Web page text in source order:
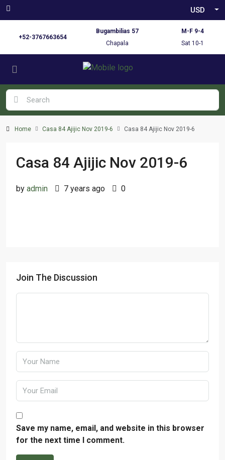
USD
+52-3767663654
Bugambilias 57
Chapala
M-F 9-4
Sat 10-1
Home Casa 84 Ajijic Nov 2019-6 Casa 84 Ajijic Nov 2019-6
Casa 84 Ajijic Nov 2019-6
by admin 7 years ago 0
Join The Discussion
Save my name, email, and website in this browser
for the next time I comment.